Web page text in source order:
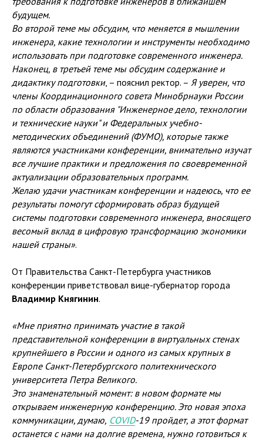
будущем.
Во второй теме мы обсудим, что меняется в мышлении
инженера, какие технологии и инструменты необходимо
использовать при подготовке современного инженера.
Наконец, в третьей теме мы обсудим содержание и
дидактику подготовки, – пояснил ректор. – Я уверен, что
члены Координационного совета Минобрнауки России
по области образования "Инженерное дело, технологии
и технические науки" и Федеральных учебно-
методических объединений (ФУМО), которые также
являются участниками конференции, внимательно изучат
все лучшие практики и предложения по своевременной
актуализации образовательных программ.
Желаю удачи участникам конференции и надеюсь, что ее
результаты помогут сформировать образ будущей
системы подготовки современного инженера, вносящего
весомый вклад в цифровую трансформацию экономики
нашей страны».
От Правительства Санкт-Петербурга участников
конференции приветствовал вице-губернатор города
Владимир Княгинин.
«Мне приятно принимать участие в такой
представительной конференции в виртуальных стенах
крупнейшего в России и одного из самых крупных в
Европе Санкт-Петербургского политехнического
университета Петра Великого.
Это знаменательный момент: в новом формате мы
открываем инженерную конференцию. Это новая эпоха
коммуникации, думаю, COVID-19 пройдет, а этот формат
останется с нами на долгие времена, нужно готовиться к